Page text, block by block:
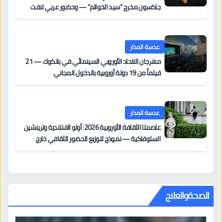
جاكسون مخرج “سيد الخواتم” — وحضور عربي لافت
عدسة المدار
مهرجان الاتحاد الأوروبي السينمائي في بانكوك — 21
فيلماً من 19 دولة أوروبية بالدخول المجاني
عدسة المدار
عاصمتا الثقافة الأوروبية 2026: أولو الفنلندية وترينشين
السلوفاكية — نموذج لتوزيع الحضور الثقافي خارج
الصحةوالعلاج